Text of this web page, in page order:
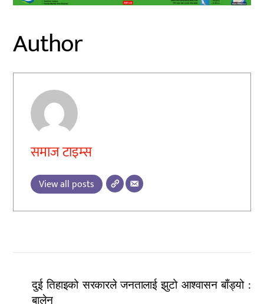
Author
समाज टाइम्स
View all posts
दुई तिहाइको सरकारले जनतालाई झुटो आश्वासन बाँड्यो :
बालेन